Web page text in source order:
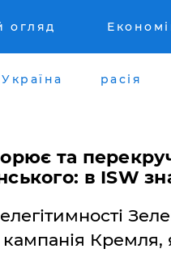
огляд
Україна расія
та
в ISW
кампанія